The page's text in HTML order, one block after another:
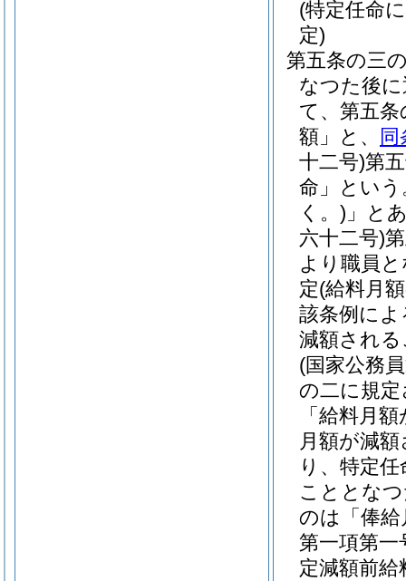
(特定任命
定)
第五条の三
なつた後
て、第五
額」と、
同
十二号)第
命」という
く。) 」と
六十二号)
より職員
定(給料月
該条例に
減額され
(国家公務
の二に規
「給料月
月額が減
り、特定
こととな
のは「俸
第一項第一
定減額前